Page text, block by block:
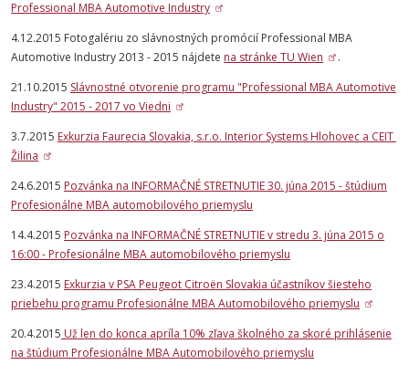
Professional MBA Automotive Industry
4.12.2015 Fotogalériu zo slávnostných promócií Professional MBA
Automotive Industry 2013 - 2015 nájdete na stránke TU Wien
.
21.10.2015 Slávnostné otvorenie programu "Professional MBA Automotive
Industry" 2015 - 2017 vo Viedni
3.7.2015 Exkurzia Faurecia Slovakia, s.r.o. Interior Systems Hlohovec a CEIT
Žilina
24.6.2015 Pozvánka na INFORMAČNÉ STRETNUTIE 30. júna 2015 - štúdium
Profesionálne MBA automobilového priemyslu
14.4.2015 Pozvánka na INFORMAČNÉ STRETNUTIE v stredu 3. júna 2015 o
16:00 - Profesionálne MBA automobilového priemyslu
23.4.2015 Exkurzia v PSA Peugeot Citroën Slovakia účastníkov šiesteho
priebehu programu Profesionálne MBA Automobilového priemyslu
20.4.2015 Už len do konca apríla 10% zľava školného za skoré prihlásenie
na štúdium Profesionálne MBA Automobilového priemyslu